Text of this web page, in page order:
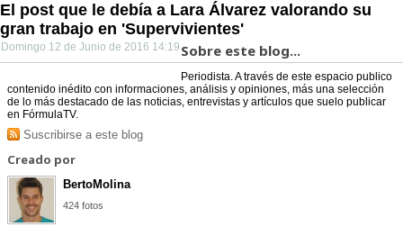
El post que le debía a Lara Álvarez valorando su
gran trabajo en 'Supervivientes'
Domingo 12 de Junio de 2016 14:19 Sobre este blog...
Periodista. A través de este espacio publico
contenido inédito con informaciones, análisis y opiniones, más una selección
de lo más destacado de las noticias, entrevistas y artículos que suelo publicar
en FórmulaTV.
Suscribirse a este blog
Creado por
BertoMolina
424 fotos